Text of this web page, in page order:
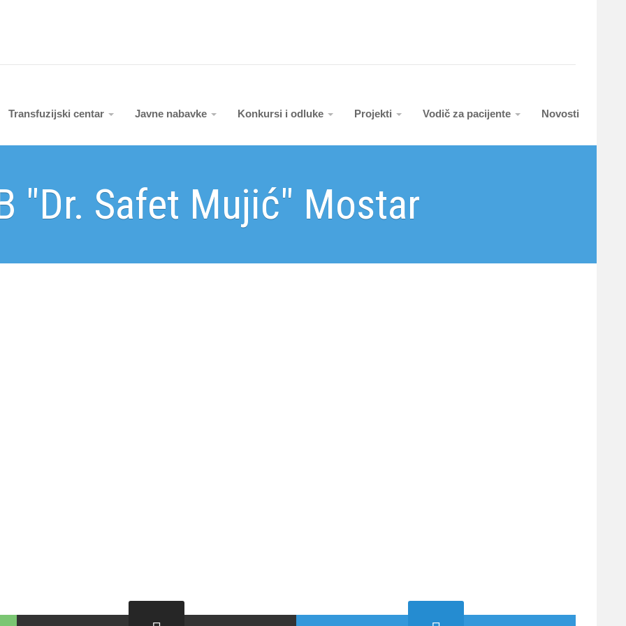
Transfuzijski centar Javne nabavke Konkursi i odluke Projekti Vodič za pacijente Novosti
"Dr. Safet Mujić" Mostar